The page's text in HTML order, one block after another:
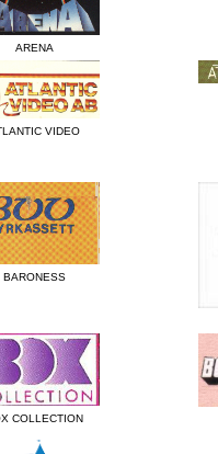
ARENA
VIDEO
BARONESS
COLLECTION